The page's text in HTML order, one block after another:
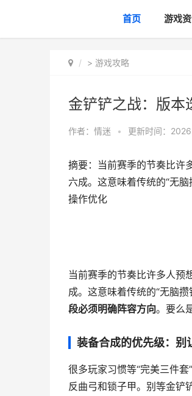
首页 游戏
> 游戏攻略
金铲铲之战：版本
作者： 情迷 • 更新时间：
摘要：当前赛季的节奏比许
六成。这意味着传统的“无
操作优化
当前赛季的节奏比许多人预
成。这意味着传统的“无脑
段必须明确阵容方向。要么
装备合成的优先级：别
很多玩家习惯等“完美三件
反曲弓和锁子甲。别等金铲